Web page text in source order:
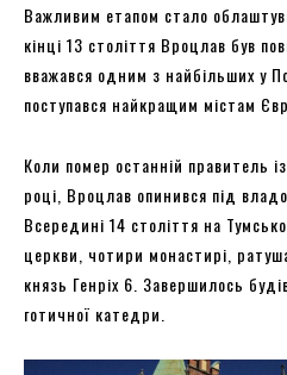
Важливим етапом стало
кінці 13 століття Вроцлав був
вважався одним з найбільших у
поступався найкращим містам
Коли помер останній правитель
році, Вроцлав опинився під
Всередині 14 століття на
церкви, чотири монастирі,
князь Генріх 6. Завершилось
готичної катедри.